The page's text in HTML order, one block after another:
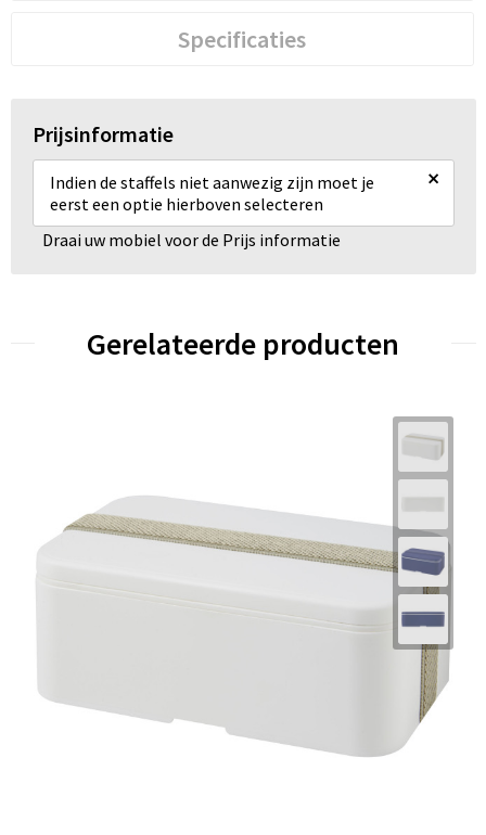
Specificaties
Prijsinformatie
Indien de staffels niet aanwezig zijn moet je
eerst een optie hierboven selecteren
×
Draai uw mobiel voor de Prijs informatie
Gerelateerde producten